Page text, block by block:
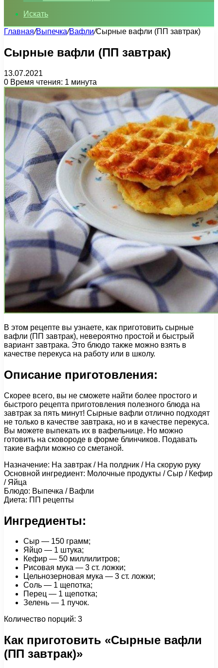
Искать
Главная/Выпечка/Вафли/Сырные вафли (ПП завтрак)
Сырные вафли (ПП завтрак)
13.07.2021
0 Время чтения: 1 минута
В этом рецепте вы узнаете, как приготовить сырные
вафли (ПП завтрак), невероятно простой и быстрый
вариант завтрака. Это блюдо также можно взять в
качестве перекуса на работу или в школу.
Описание приготовления:
Скорее всего, вы не сможете найти более простого и
быстрого рецепта приготовления полезного блюда на
завтрак за пять минут! Сырные вафли отлично подходят
не только в качестве завтрака, но и в качестве перекуса.
Вы можете выпекать их в вафельнице. Но можно
готовить на сковороде в форме блинчиков. Подавать
такие вафли можно со сметаной.
Назначение: На завтрак / На полдник / На скорую руку
Основной ингредиент: Молочные продукты / Сыр / Кефир
/ Яйца
Блюдо: Выпечка / Вафли
Диета: ПП рецепты
Ингредиенты:
Сыр — 150 грамм;
Яйцо — 1 штука;
Кефир — 50 миллилитров;
Рисовая мука — 3 ст. ложки;
Цельнозерновая мука — 3 ст. ложки;
Соль — 1 щепотка;
Перец — 1 щепотка;
Зелень — 1 пучок.
Количество порций: 3
Как приготовить «Сырные вафли
(ПП завтрак)»